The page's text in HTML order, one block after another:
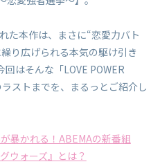
た本作は、まさに“恋愛力バト
り広げられる本気の駆け引き
はそんな「LOVE POWER
ストまでを、まるっとご紹介し
暴かれる！ABEMAの新番組
ウォーズ』とは？